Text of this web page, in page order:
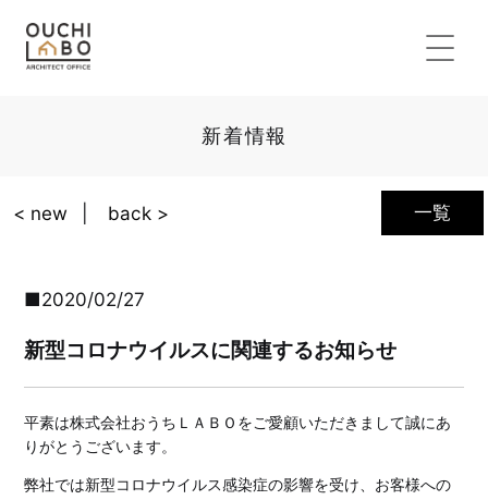
新着情報
一覧
< new back >
2020/02/27
新型コロナウイルスに関連するお知らせ
平素は株式会社おうちＬＡＢＯをご愛顧いただきまして誠にあ
りがとうございます。
弊社では新型コロナウイルス感染症の影響を受け、お客様への